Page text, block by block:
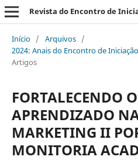
Revista do Encontro de
Início / Arquivos /
2024: Anais do Encontro de
Artigos
FORTALECENDO
APRENDIZADO
MARKETING II
MONITORIA